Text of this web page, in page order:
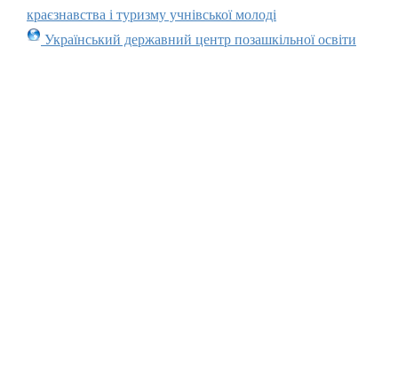
краєзнавства і туризму учнівської молоді
Український державний центр позашкільної освіти